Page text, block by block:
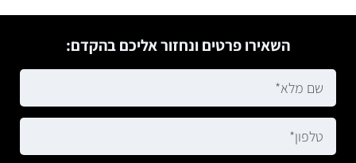
השאירו פרטים ונחזור אליכם בהקדם: